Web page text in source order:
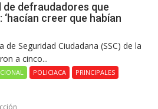
defraudadores que
creer que habían
de Seguridad Ciudadana (SSC) de la
a cinco...
POLICIACA PRINCIPALES